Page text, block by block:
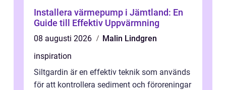
Installera värmepump i Jämtland: En
Guide till Effektiv Uppvärmning
08 augusti 2026
Malin Lindgren
inspiration
Siltgardin är en effektiv teknik som används
för att kontrollera sediment och föroreningar